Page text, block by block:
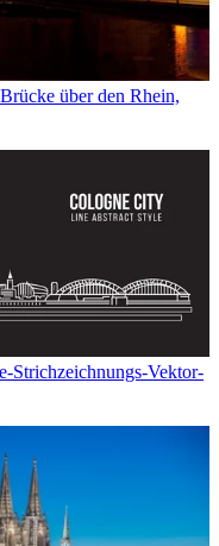
über den Rhein,
Strichzeichnungs-Vektor-